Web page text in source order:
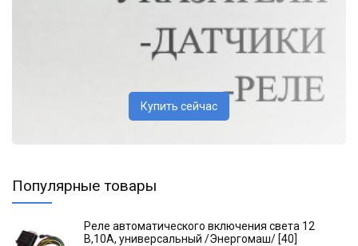
Купить сейчас
Популярные товары
Реле автоматического включения света 12
В,10А, универсальный /Энергомаш/ [40]